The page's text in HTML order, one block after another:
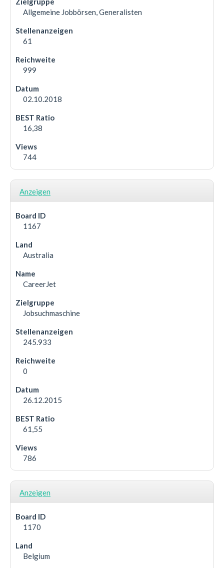
Allgemeine Jobbörsen, Generalisten
61
999
02.10.2018
16,38
744
Anzeigen
1167
Australia
CareerJet
Jobsuchmaschine
245.933
0
26.12.2015
61,55
786
Anzeigen
1170
Belgium